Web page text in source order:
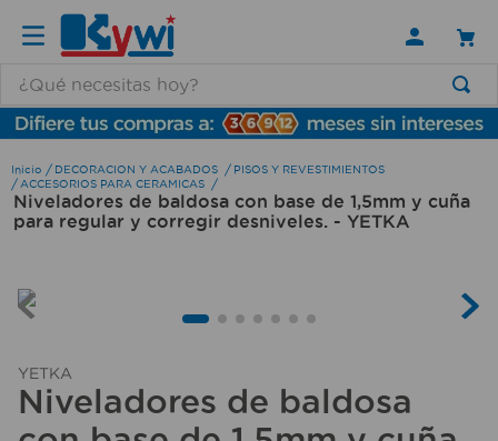
DECORACION Y ACABADOS
PISOS Y REVESTIMIENTOS
ACCESORIOS PARA CERAMICAS
Niveladores de baldosa con base de 1,5mm y cuña
para regular y corregir desniveles. - YETKA
YETKA
Niveladores de baldosa
TÉRMINOS MÁS BUSCADOS
1 .
lamparas
2.
ducha
5.
7.
cerradura
8.
aspiradora